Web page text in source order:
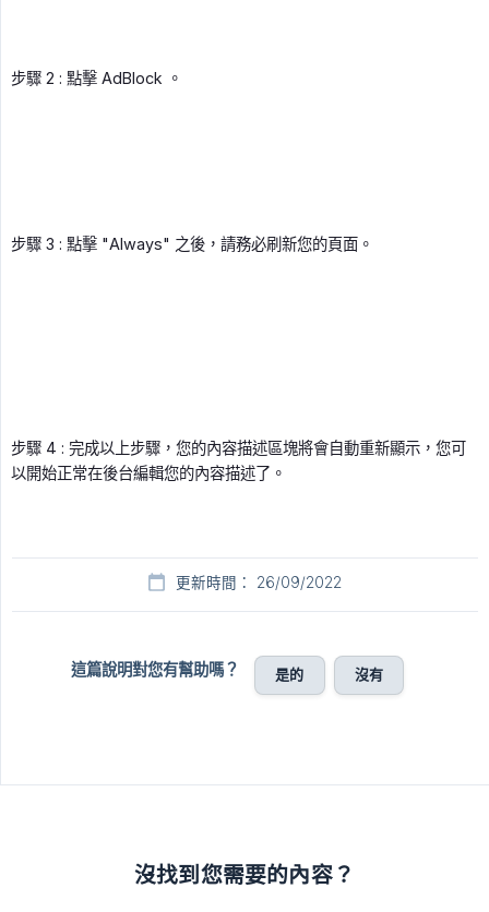
步驟 2 : 點擊 AdBlock 。
步驟 3 : 點擊 "Always" 之後，請務必刷新您的頁面。
步驟 4 : 完成以上步驟，您的內容描述區塊將會自動重新顯示，您可
以開始正常在後台編輯您的內容描述了。
更新時間： 26/09/2022
這篇說明對您有幫助嗎？ 是的 沒有
沒找到您需要的內容？